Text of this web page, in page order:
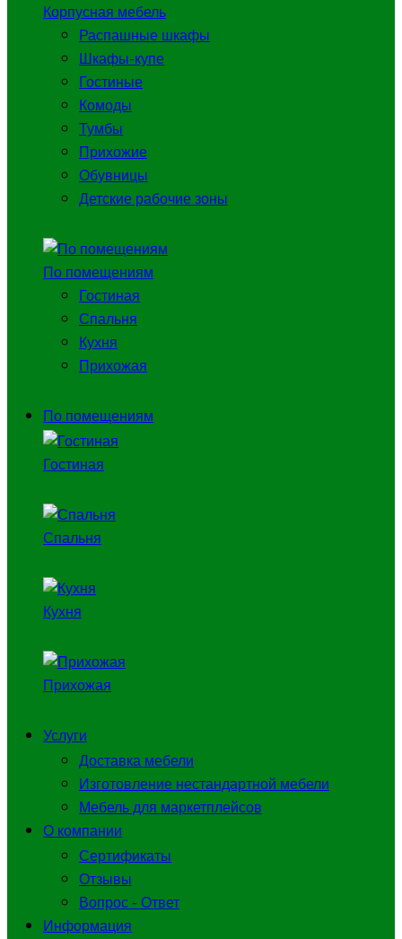
Корпусная мебель
Распашные шкафы
Шкафы-купе
Гостиные
Комоды
Тумбы
Прихожие
Обувницы
Детские рабочие зоны
По помещениям
Гостиная
Спальня
Кухня
Прихожая
По помещениям
Гостиная
Спальня
Кухня
Прихожая
Услуги
Доставка мебели
Изготовление нестандартной мебели
Мебель для маркетплейсов
О компании
Сертификаты
Отзывы
Вопрос - Ответ
Информация